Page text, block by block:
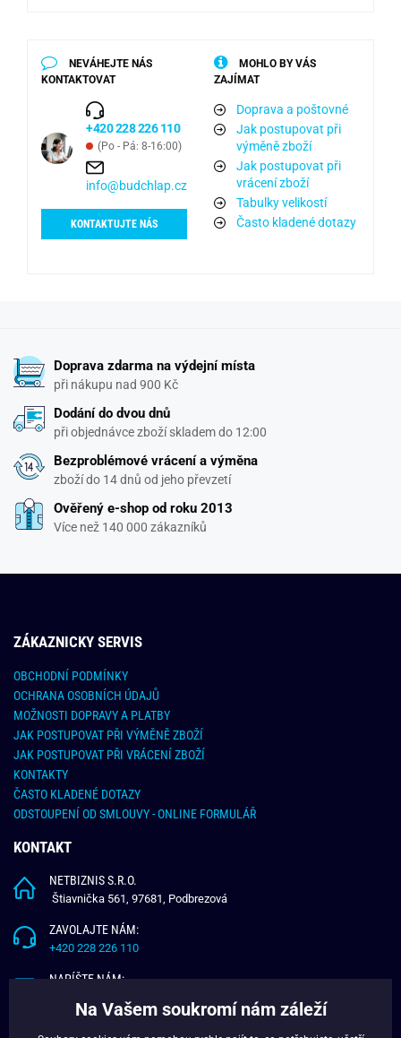
NEVÁHEJTE NÁS
KONTAKTOVAT
+420 228 226 110
(Po - Pá: 8-16:00)
info@budchlap.cz
KONTAKTUJTE NÁS
MOHLO BY VÁS
ZAJÍMAT
Doprava a poštovné
Jak postupovat při
výměně zboží
Jak postupovat při
vrácení zboží
Tabulky velikostí
Často kladené dotazy
Doprava zdarma na výdejní místa
při nákupu nad 900 Kč
Dodání do dvou dnů
při objednávce zboží skladem do 12:00
Bezproblémové vrácení a výměna
zboží do 14 dnů od jeho převzetí
Ověřený e-shop od roku 2013
Více než 140 000 zákazníků
ZÁKAZNICKY SERVIS
OBCHODNÍ PODMÍNKY
OCHRANA OSOBNÍCH ÚDAJŮ
MOŽNOSTI DOPRAVY A PLATBY
JAK POSTUPOVAT PŘI VÝMĚNĚ ZBOŽÍ
JAK POSTUPOVAT PŘI VRÁCENÍ ZBOŽÍ
KONTAKTY
ČASTO KLADENÉ DOTAZY
ODSTOUPENÍ OD SMLOUVY - ONLINE FORMULÁŘ
KONTAKT
NETBIZNIS S.R.O.
Štiavnička 561, 97681, Podbrezová
ZAVOLAJTE NÁM:
+420 228 226 110
NAPÍŠTE NÁM:
Na Vašem soukromí nám záleží